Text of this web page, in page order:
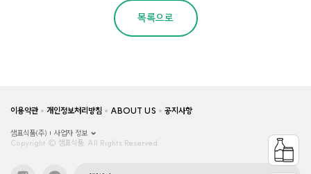
목록으로
이용약관 개인정보처리방침 ABOUT US 공지사항
샘표식품(주)
사업자 정보
Copyright © 샘표식품, All Rights Reserved.